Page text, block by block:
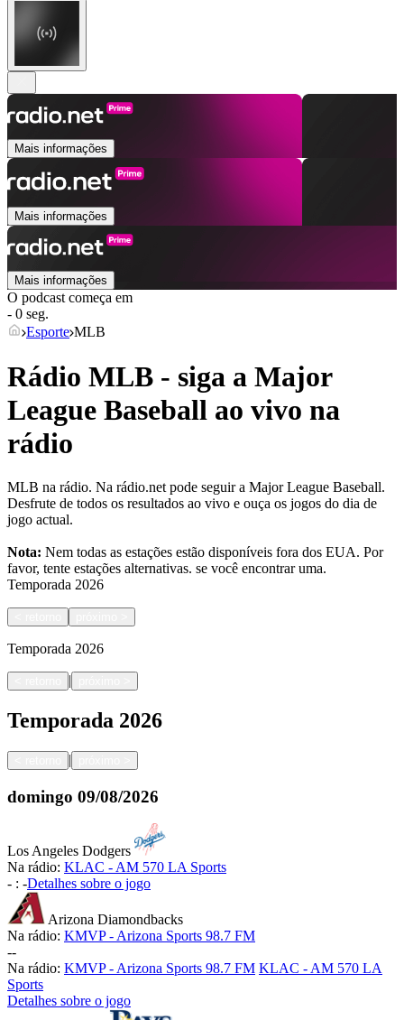
Mais informações
Mais informações
Mais informações
O podcast começa em
- 0 seg.
Esporte MLB
Rádio MLB - siga a Major
League Baseball ao vivo na
rádio
MLB na rádio. Na rádio.net pode seguir a Major League Baseball.
Desfrute de todos os resultados ao vivo e ouça os jogos do dia de
jogo actual.
Nota: Nem todas as estações estão disponíveis fora dos EUA. Por
favor, tente estações alternativas. se você encontrar uma.
Temporada 2026
Temporada 2026
|
Temporada 2026
|
domingo 09/08/2026
Los Angeles Dodgers
Na rádio: KLAC - AM 570 LA Sports
- : -Detalhes sobre o jogo
Arizona Diamondbacks
Na rádio: KMVP - Arizona Sports 98.7 FM
--
Na rádio: KMVP - Arizona Sports 98.7 FM KLAC - AM 570 LA
Sports
Detalhes sobre o jogo